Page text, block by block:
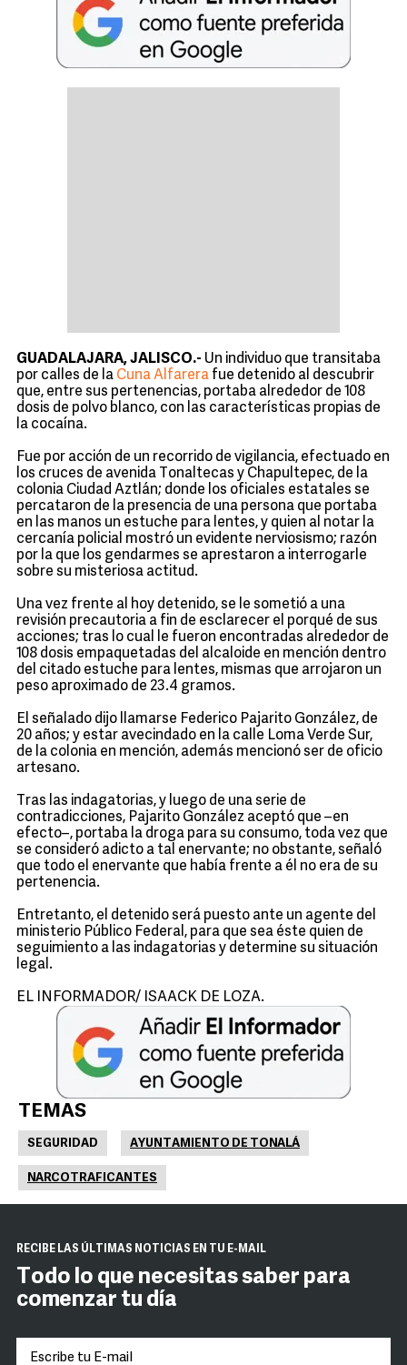
GUADALAJARA, JALISCO.- Un individuo que transitaba
por calles de la Cuna Alfarera fue detenido al descubrir
que, entre sus pertenencias, portaba alrededor de 108
dosis de polvo blanco, con las características propias de
la cocaína.
Fue por acción de un recorrido de vigilancia, efectuado en
los cruces de avenida Tonaltecas y Chapultepec, de la
colonia Ciudad Aztlán; donde los oficiales estatales se
percataron de la presencia de una persona que portaba
en las manos un estuche para lentes, y quien al notar la
cercanía policial mostró un evidente nerviosismo; razón
por la que los gendarmes se aprestaron a interrogarle
sobre su misteriosa actitud.
Una vez frente al hoy detenido, se le sometió a una
revisión precautoria a fin de esclarecer el porqué de sus
acciones; tras lo cual le fueron encontradas alrededor de
108 dosis empaquetadas del alcaloide en mención dentro
del citado estuche para lentes, mismas que arrojaron un
peso aproximado de 23.4 gramos.
El señalado dijo llamarse Federico Pajarito González, de
20 años; y estar avecindado en la calle Loma Verde Sur,
de la colonia en mención, además mencionó ser de oficio
artesano.
Tras las indagatorias, y luego de una serie de
contradicciones, Pajarito González aceptó que –en
efecto–, portaba la droga para su consumo, toda vez que
se consideró adicto a tal enervante; no obstante, señaló
que todo el enervante que había frente a él no era de su
pertenencia.
Entretanto, el detenido será puesto ante un agente del
ministerio Público Federal, para que sea éste quien de
seguimiento a las indagatorias y determine su situación
legal.
EL INFORMADOR/ ISAACK DE LOZA.
TEMAS
SEGURIDAD AYUNTAMIENTO DE TONALÁ
NARCOTRAFICANTES
RECIBE LAS ÚLTIMAS NOTICIAS EN TU E-MAIL
Todo lo que necesitas saber para
comenzar tu día